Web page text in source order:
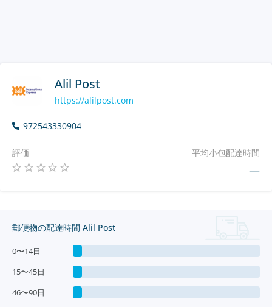
Alil Post
https://alilpost.com
972543330904
評価 平均小包配達時間
—
郵便物の配達時間 Alil Post
0〜14日
15〜45日
46〜90日